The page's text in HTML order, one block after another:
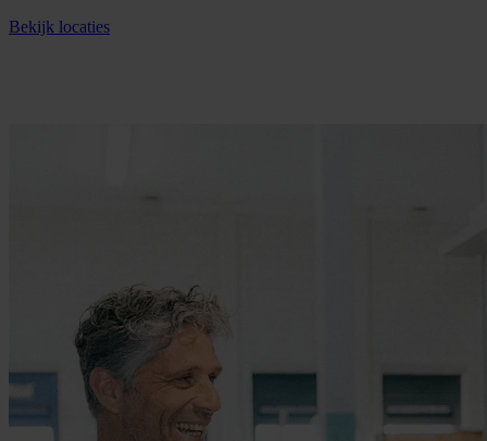
Bekijk locaties